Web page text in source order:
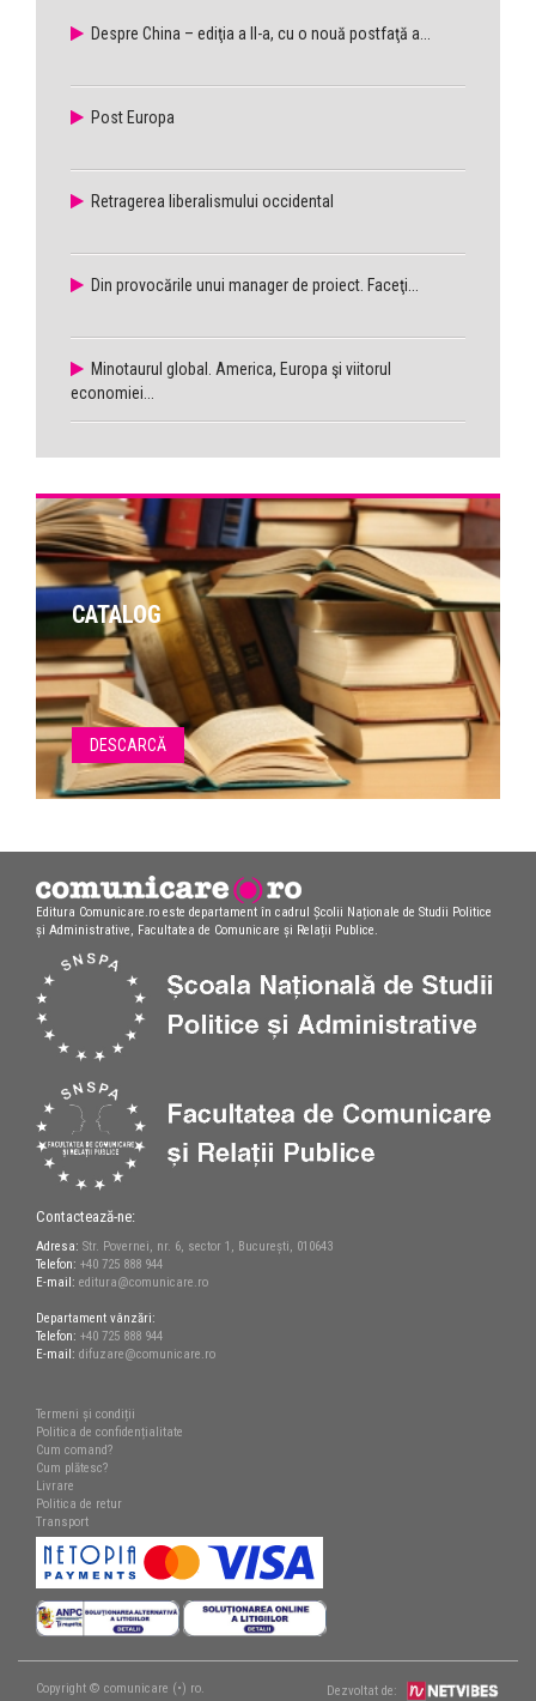
Despre China – ediţia a II-a, cu o nouă postfaţă a...
Post Europa
Retragerea liberalismului occidental
Din provocările unui manager de proiect. Faceţi...
Minotaurul global. America, Europa şi viitorul
economiei...
CATALOG
DESCARCĂ
Editura Comunicare.ro este departament în cadrul Școlii Naționale de Studii Politice
și Administrative, Facultatea de Comunicare și Relații Publice.
Contactează-ne:
Adresa: Str. Povernei, nr. 6, sector 1, București, 010643
Telefon: +40 725 888 944
E-mail: editura@comunicare.ro
Departament vânzări:
Telefon: +40 725 888 944
E-mail: difuzare@comunicare.ro
Termeni și condiții
Politica de confidențialitate
Cum comand?
Cum plătesc?
Livrare
Politica de retur
Transport
Copyright © comunicare (•) ro.
Dezvoltat de: